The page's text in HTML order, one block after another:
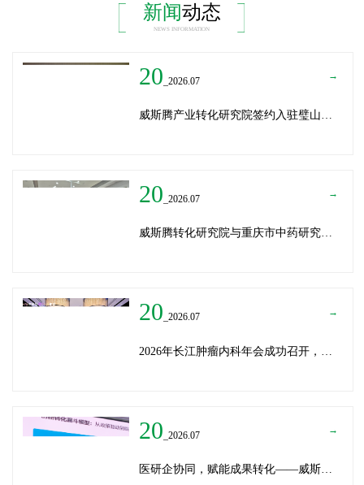
新闻动态
NEWS INFORMATION
20 _2026.07 →
20 _2026.07 →
威斯腾转化研究院与重庆市中药研究院深化战略合作，共筑中医药产学研创新生态
20 _2026.07 →
20 _2026.07 →